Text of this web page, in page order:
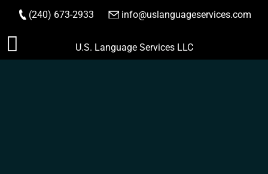
Saltar
(240) 673-2933 info@uslanguageservices.com
HACER PEDIDO
U.S. Language Services LLC